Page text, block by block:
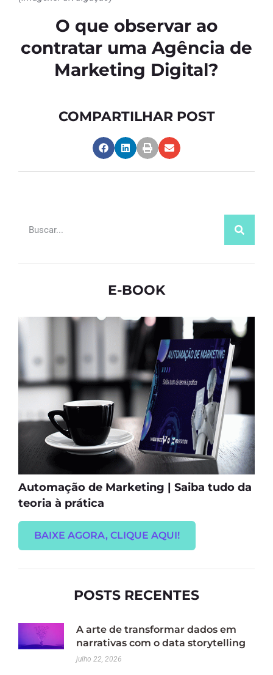
O que observar ao
contratar uma Agência de
Marketing Digital?
COMPARTILHAR POST
E-BOOK
Automação de Marketing | Saiba tudo da
teoria à prática
BAIXE AGORA, CLIQUE AQUI!
POSTS RECENTES
A arte de transformar dados em
narrativas com o data storytelling
julho 22, 2026